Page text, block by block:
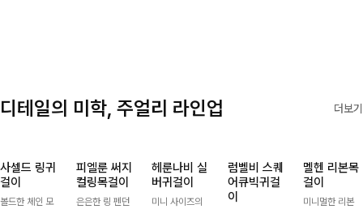
디테일의 미학, 주얼리 라인업 더보기
사셀드 링귀
걸이
볼드한 체인 모
피엘룬 써지
컬링목걸이
은은한 링 펜던
헤룬나비 실
버귀걸이
미니 사이즈의
럼벨비 스퀘
어큐빅귀걸
이
멜헨 리본목
걸이
미니멀한 리본